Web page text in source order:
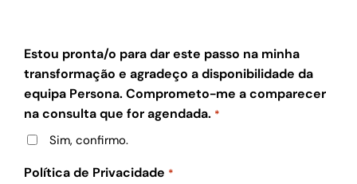
Estou pronta/o para dar este passo na minha
transformação e agradeço a disponibilidade da
equipa Persona. Comprometo-me a comparecer
na consulta que for agendada. *
Sim, confirmo.
Política de Privacidade *